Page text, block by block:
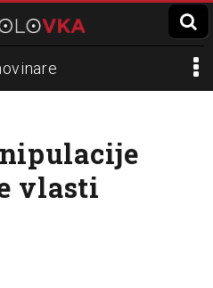
mediji
vlasti